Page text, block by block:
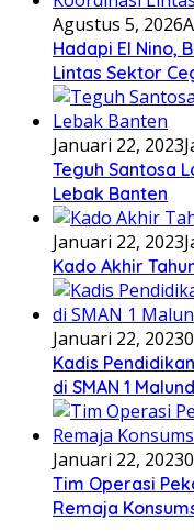
Agustus 5, 2026
Hadapi El Nino,
Lintas Sektor
Januari 22, 2023
Teguh Santosa
Lebak Banten
Januari 22, 2023
Kado Akhir
Januari 22, 2023
Kadis
di SMAN 1
Januari 22, 2023
Tim Operasi
Remaja